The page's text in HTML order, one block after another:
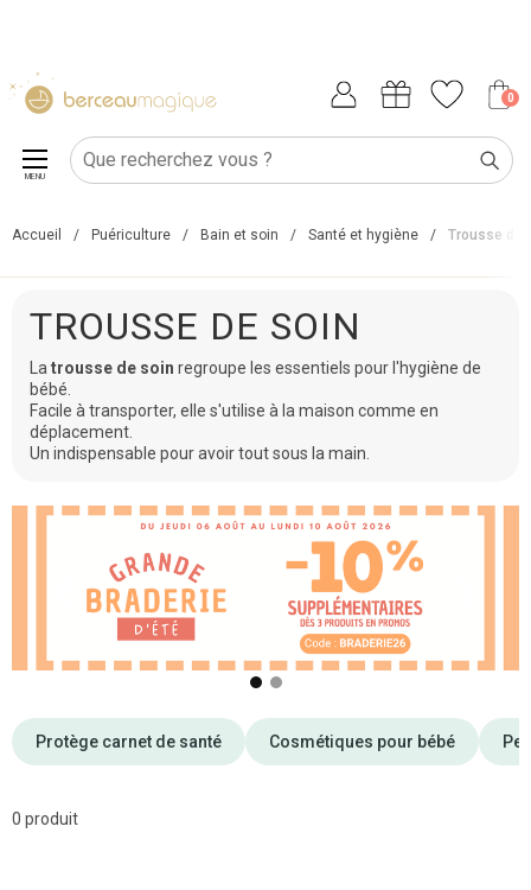
0
MENU
Accueil / Puériculture / Bain et soin / Santé et hygiène / Trousse de
TROUSSE DE SOIN
La trousse de soin regroupe les essentiels pour l'hygiène de
bébé.
Facile à transporter, elle s'utilise à la maison comme en
déplacement.
Un indispensable pour avoir tout sous la main.
Protège carnet de santé Cosmétiques pour bébé
0 produit